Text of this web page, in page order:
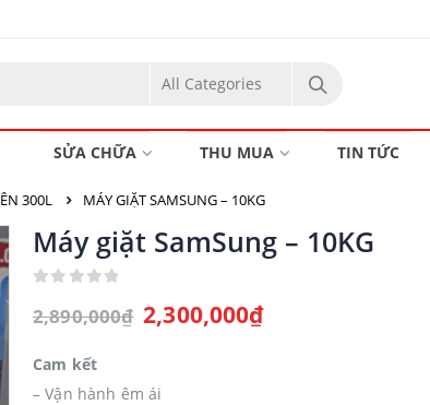
SỬA CHỮA THU MUA TIN TỨC
300L MÁY GIẶT SAMSUNG – 10KG
Máy giặt SamSung – 10KG
2,890,000₫ 2,300,000₫
Cam kết
– Vận hành êm ái